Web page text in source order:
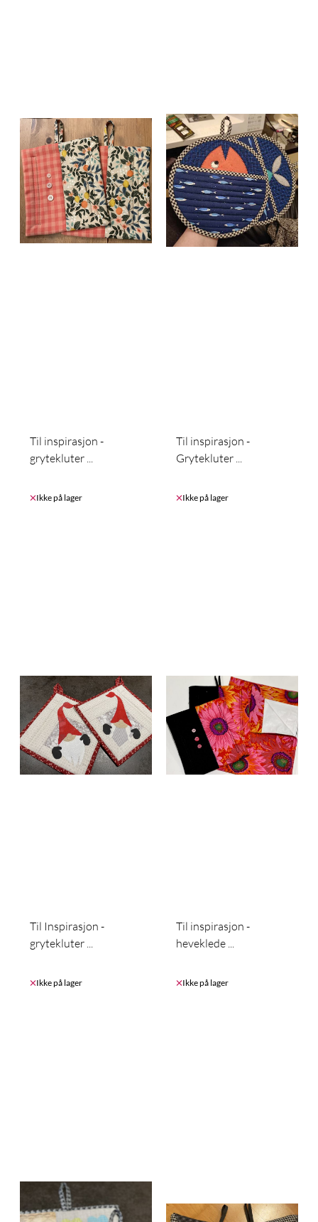
Til inspirasjon -
grytekluter ...
Ikke på lager
Til inspirasjon -
Grytekluter ...
Ikke på lager
Til Inspirasjon -
grytekluter ...
Ikke på lager
Til inspirasjon -
heveklede ...
Ikke på lager